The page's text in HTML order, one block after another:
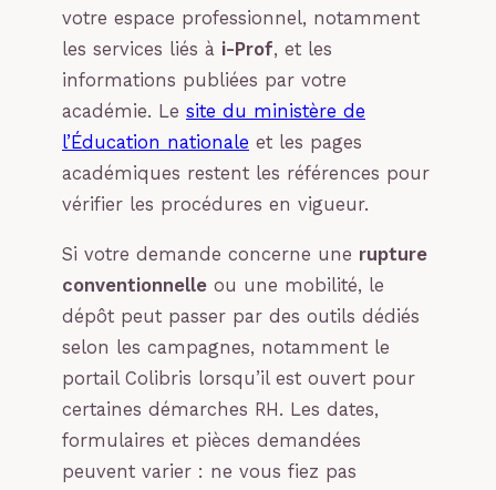
votre espace professionnel, notamment
les services liés à i-Prof, et les
informations publiées par votre
académie. Le site du ministère de
l’Éducation nationale et les pages
académiques restent les références pour
vérifier les procédures en vigueur.
Si votre demande concerne une rupture
conventionnelle ou une mobilité, le
dépôt peut passer par des outils dédiés
selon les campagnes, notamment le
portail Colibris lorsqu’il est ouvert pour
certaines démarches RH. Les dates,
formulaires et pièces demandées
peuvent varier : ne vous fiez pas